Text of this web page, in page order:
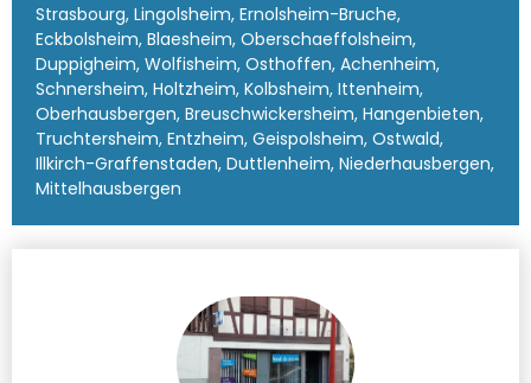
Strasbourg, Lingolsheim, Ernolsheim-Bruche,
Eckbolsheim, Blaesheim, Oberschaeffolsheim,
Duppigheim, Wolfisheim, Osthoffen, Achenheim,
Schnersheim, Holtzheim, Kolbsheim, Ittenheim,
Oberhausbergen, Breuschwickersheim, Hangenbieten,
Truchtersheim, Entzheim, Geispolsheim, Ostwald,
Illkirch-Graffenstaden, Duttlenheim, Niederhausbergen,
Mittelhausbergen